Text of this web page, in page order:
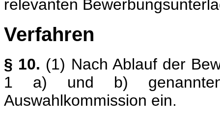
relevanten
Verfahren
§ 10. (1) Nach Ablauf der
1 a) und b)
Auswahlkommission ein.